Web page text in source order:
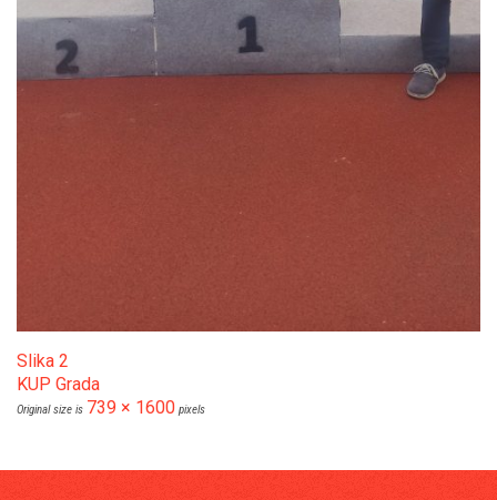
Slika 2
KUP Grada
Original size is 739 × 1600 pixels